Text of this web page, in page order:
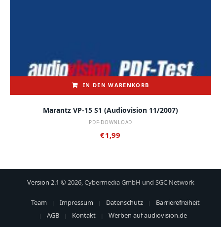
IN DEN WARENKORB
Marantz VP-15 S1 (audiovision 11/2007)
PDF-DOWNLOAD
€1,99
Version 2.1 © 2026, Cybermedia GmbH und SGC Network
Team Impressum Datenschutz
Barrierefreiheit
AGB
Kontakt Werben auf audiovision.de